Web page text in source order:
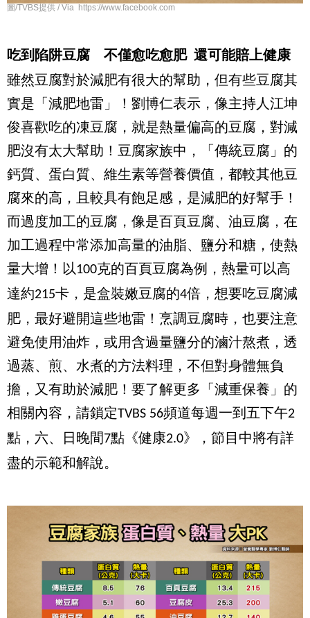
圖/TVBS提供 / Via https://www.facebook.com
吃到陷阱豆腐 不僅愈吃愈肥 還可能賠上健康
雖然豆腐對於減肥有很大的幫助，但有些豆腐其
實是「減肥地雷」！劉博仁表示，像主持人江坤
俊喜歡吃的凍豆腐，就是熱量偏高的豆腐，對減
肥沒有太大幫助！豆腐家族中，「傳統豆腐」的
鈣質、蛋白質、維生素等營養價值，都較其他豆
腐來的高，且較具有飽足感，是減肥的好幫手！
而過度加工的豆腐，像是百頁豆腐、油豆腐，在
加工過程中常添加高量的油脂、鹽分和糖，使熱
量大增！以 100克的百頁豆腐為例，熱量可以高
達約215卡，是盒裝嫩豆腐的4倍，想要吃豆腐減
肥，最好避開這些地雷！烹調豆腐時，也要注意
避免使用油炸，或用含過量鹽分的滷汁熬煮，透
過蒸、煎、水煮的方法料理，不但對身體無負
擔，又有助於減肥！要了解更多「減重保養」的
相關內容，請鎖定TVBS 56頻道每週一到五下午2
點，六、日晚間7點《健康2.0》，節目中將有詳
盡的示範和解說。